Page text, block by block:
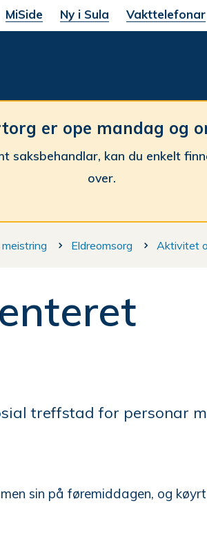
MiSide Ny i Sula Vakttelefonar
er ope mandag og
saksbehandlar, kan du enkelt
over.
Eldreomsorg Aktivitet
treffstad for personar
sin på føremiddagen, og